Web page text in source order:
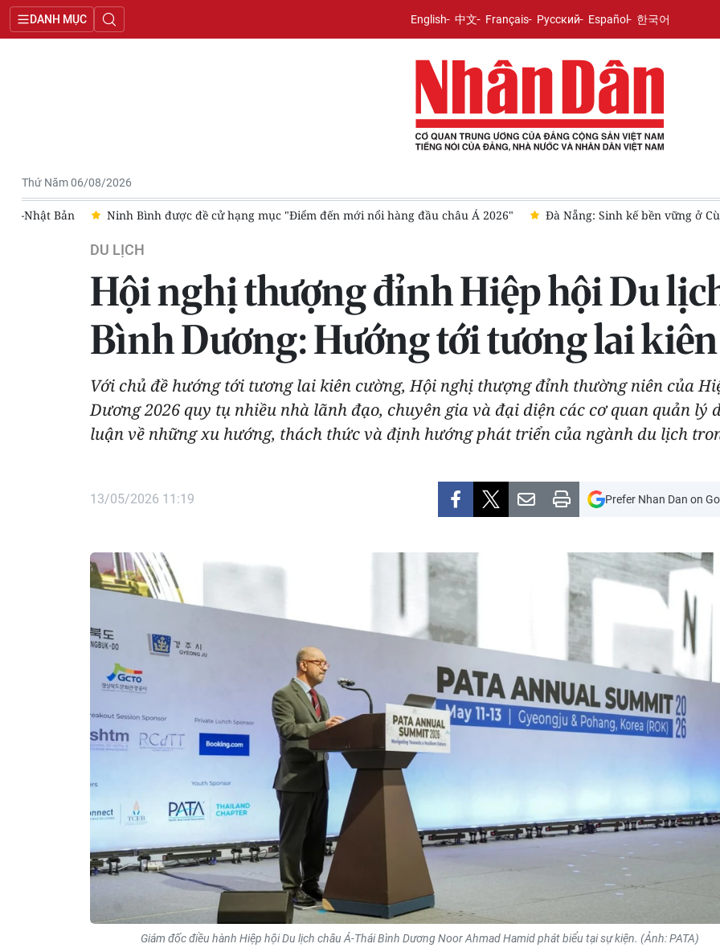
DANH MỤC English 中文 Français Русский Español 한국어
Thứ Năm 06/08/2026
nổi hàng đầu châu Á 2026" Đà Nẵng: Sinh kế bền vững ở Cù Lao Chàm Hà Nội tăng cường quản lý hoạt động lữ hành
DU LỊCH
Hội nghị thượng đỉnh Hiệp hội Du
Bình Dương: Hướng tới tương lai
Với chủ đề hướng tới tương lai kiên cường, Hội nghị thượng đỉnh thường niên của
Dương 2026 quy tụ nhiều nhà lãnh đạo, chuyên gia và đại diện các cơ quan quản lý
luận về những xu hướng, thách thức và định hướng phát triển của ngành du lịch
13/05/2026 11:19 Prefer Nhan Dan on
Giám đốc điều hành Hiệp hội Du lịch châu Á-Thái Bình Dương Noor Ahmad Hamid phát biểu tại sự kiện. (Ảnh: PATA)